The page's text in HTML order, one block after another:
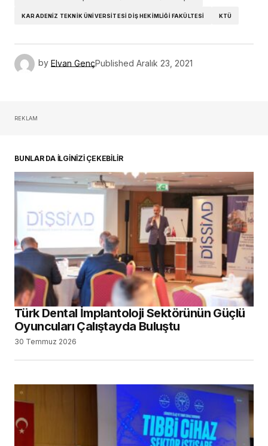
KARADENIZ TEKNIK ÜNIVERSITESI DIŞ HEKIMLIĞI FAKÜLTESI KTÜ
by Elvan GençPublished Aralık 23, 2021
REKLAM
BUNLAR DA İLGİNİZİ ÇEKEBİLİR
Türk Dental İmplantoloji Sektörünün Güçlü
Oyuncuları Çalıştayda Buluştu
30 Temmuz 2026